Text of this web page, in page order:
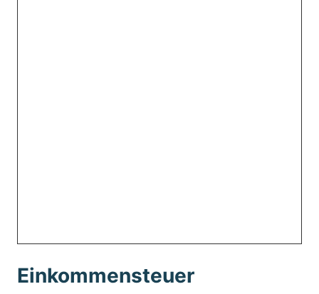
Einkommensteuer